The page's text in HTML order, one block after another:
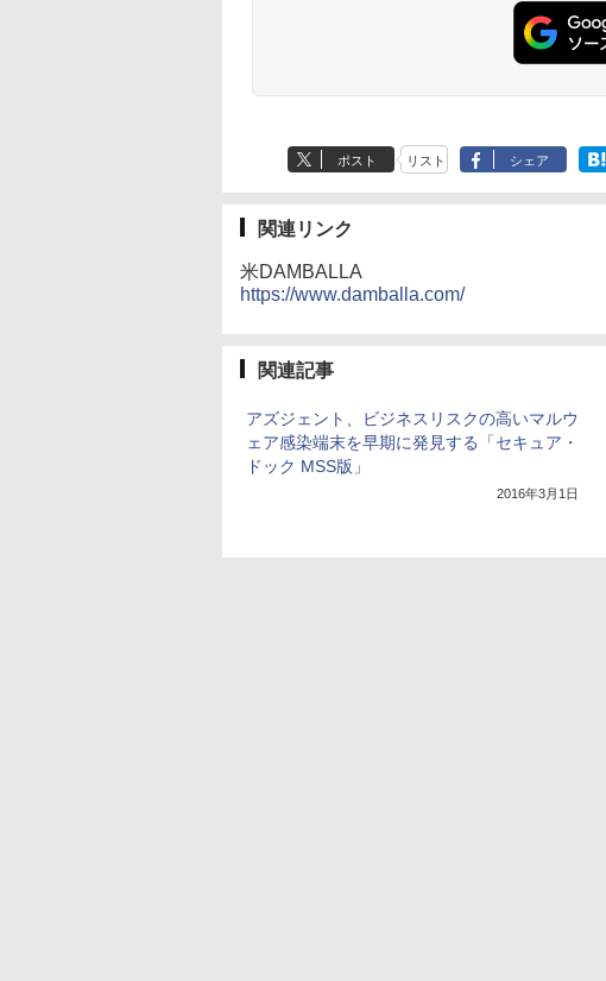
ポスト リスト シェア
関連リンク
米DAMBALLA
https://www.damballa.com/
関連記事
アズジェント、ビジネスリスクの高いマルウ
ェア感染端末を早期に発見する「セキュア・
ドック MSS版」
2016年3月1日